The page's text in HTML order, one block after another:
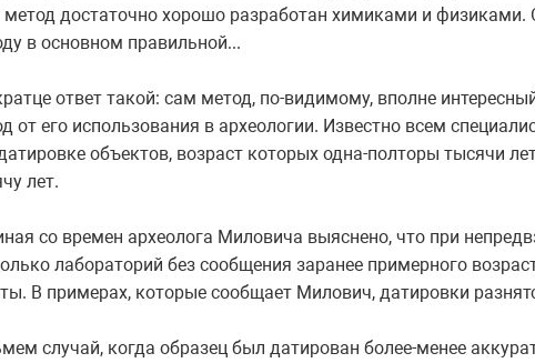
метод достаточно хорошо разработан химиками и физиками.
в основном правильной...
ответ такой: сам метод, по-видимому, вполне
от его использования в археологии. Известно всем
объектов, возраст которых одна-полторы тысячи
лет.
со времен археолога Миловича выяснено, что при
лабораторий без сообщения заранее примерного
В примерах, которые сообщает Милович, датировки
случай, когда образец был датирован более-менее